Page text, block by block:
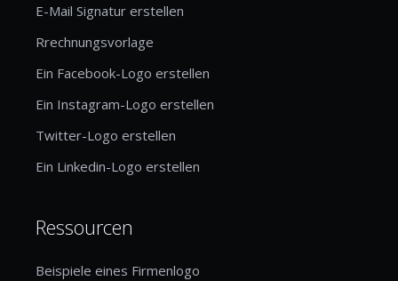
E-Mail Signatur erstellen
Rrechnungsvorlage
Ein Facebook-Logo erstellen
Ein Instagram-Logo erstellen
Twitter-Logo erstellen
Ein Linkedin-Logo erstellen
Ressourcen
Beispiele eines Firmenlogo